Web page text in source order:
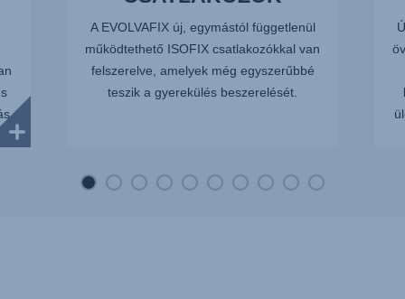
A EVOLVAFIX új, egymástól függetlenül
működtethető ISOFIX csatlakozókkal van
felszerelve, amelyek még egyszerűbbé
teszik a gyerekülés beszerelését.